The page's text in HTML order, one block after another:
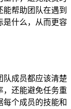
帮助团队在遇到
是什么，从而更容
队成员都应该清楚
，还能避免任务重
每个成员的技能和